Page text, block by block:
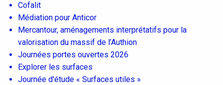
Cofalit
Médiation pour Anticor
Mercantour, aménagements interprétatifs pour la
valorisation du massif de l’Authion
Journées portes ouvertes 2026
Explorer les surfaces
Journée d'étude « Surfaces utiles »